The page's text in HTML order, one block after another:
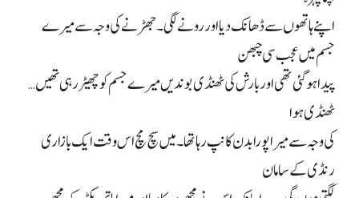
اپنے ہاتھوں سے ڈھانک دیا اور رونے لگی۔ جھڑنے کی وجہ سے میرے
جسم میں عجب سی چبھن
پیدا ہو گئی تھی اور بارش کی ٹھنڈی بوندیں میرے جسم کو چھیڑ رہی تھیں…
ٹھنڈی ہوا
کی وجہ سے میرا پورا بدن کانپ رہا تھا۔ میں سچ مچ اس وقت ایک بازاری
رنڈی کے سامان